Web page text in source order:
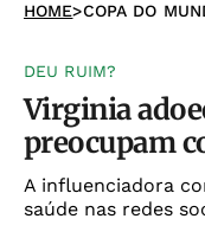
HOME>COPA DO
DEU RUIM?
Virginia
preocupam
A influenciadora
saúde nas redes